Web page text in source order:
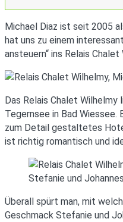
Michael Diaz ist seit 2005
hat uns zu einem
ansteuern“ ins Relais
Das Relais Chalet
Tegernsee in Bad Wiessee.
zum Detail gestaltetes
ist richtig romantisch und
Stefanie und
Überall spürt man, mit
Geschmack Stefanie und